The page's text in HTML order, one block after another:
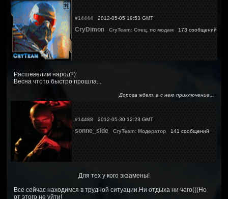
#14444 2012-05-05 19:53 GMT
CryDimon CryTeam: Спец. по модам 173 сообщений
Расшевелим народ?)
Весна чтото быстро прошла...
Дорога ждет, а с нею приключение...
#14488 2012-05-30 12:23 GMT
sonne_side CryTeam: Модератор 141 сообщений
Для тех у кого экзамены!
Все сейчас находимся в трудной ситуации.Ни отдыха ни чего(((Но
от этого не уйти!